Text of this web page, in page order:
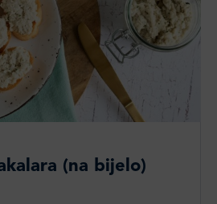
(na bijelo)